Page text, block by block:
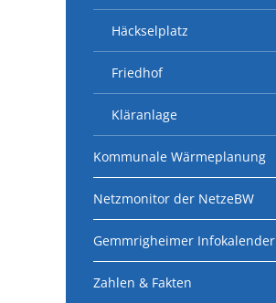
Häckselplatz
Friedhof
Kläranlage
Kommunale Wärmeplanung
Netzmonitor der NetzeBW
Gemmrigheimer Infokalender
Zahlen & Fakten